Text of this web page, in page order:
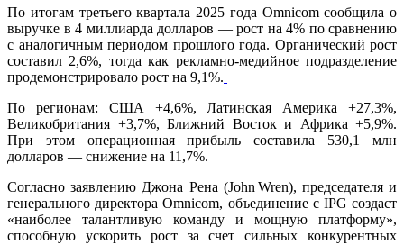
По итогам третьего квартала 2025 года Omnicom сообщила о
выручке в 4 миллиарда долларов — рост на 4% по сравнению
с аналогичным периодом прошлого года. Органический рост
составил 2,6%, тогда как рекламно­-медийное подразделение
продемонстрировало рост на 9,1%.
По регионам: США +4,6%, Латинская Америка +27,3%,
Великобритания +3,7%, Ближний Восток и Африка +5,9%.
При этом операционная прибыль составила 530,1 млн
долларов — снижение на 11,7%.
Согласно заявлению Джона Рена (John Wren), председателя и
генерального директора Omnicom, объединение с IPG создаст
«наиболее талантливую команду и мощную платформу»,
способную ускорить рост за счет сильных конкурентных